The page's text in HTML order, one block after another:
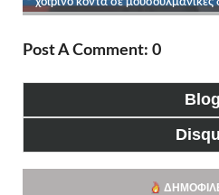
Post A Comment: 0
Blog